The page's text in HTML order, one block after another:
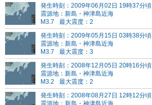
発生時刻：2009年06月02日 19時37分頃
震源地：新島・神津島近海
M3.7
最大震度：2
発生時刻：2009年05月15日 03時38分頃
震源地：新島・神津島近海
M3.7
最大震度：3
発生時刻：2008年12月05日 20時16分頃
震源地：新島・神津島近海
M3.2
最大震度：2
発生時刻：2008年08月27日 12時12分頃
震源地：新島・神津島近海